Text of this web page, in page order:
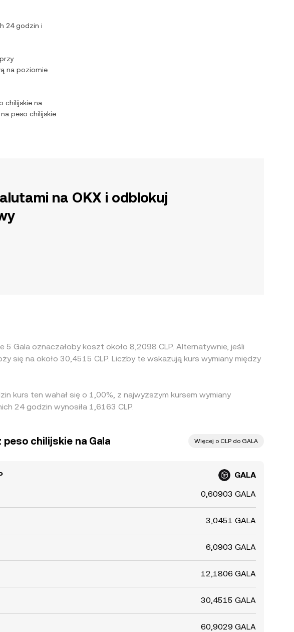
24 godzin i
, przy
na poziomie
chilijskie na
peso chilijskie
na OKX i odblokuj
Gala oznaczałoby koszt około 8,2098 CLP. Alternatywnie, jeśli
się na około 30,4515 CLP. Liczby te wskazują kurs wymiany między
kurs ten wahał się o 1,00%, z najwyższym kursem wymiany
24 godzin wynosiła 1,6163 CLP.
peso chilijskie na Gala Więcej o CLP do GALA
GALA
0,60903 GALA
3,0451 GALA
6,0903 GALA
12,1806 GALA
30,4515 GALA
60,9029 GALA